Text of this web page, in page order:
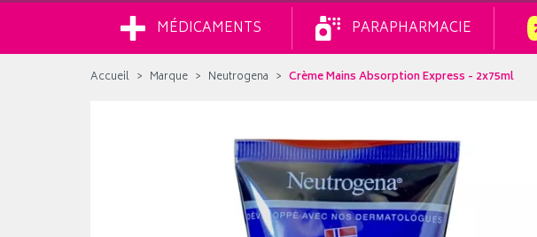
MÉDICAMENTS PARAPHARMACIE
Accueil Marque Neutrogena Crème Mains Absorption Express - 2x75ml